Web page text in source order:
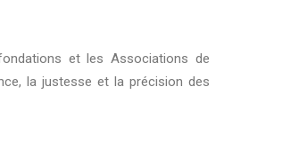
et les Associations de
la justesse et la précision des